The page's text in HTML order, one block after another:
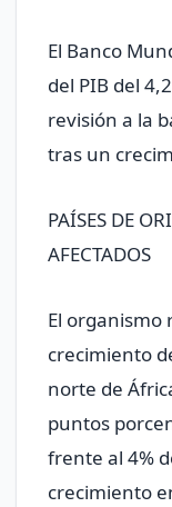
El Banco
del PIB del
revisión a la
tras un
PAÍSES DE
AFECTADOS
El organismo
crecimiento
norte de
puntos
frente al 4%
crecimiento